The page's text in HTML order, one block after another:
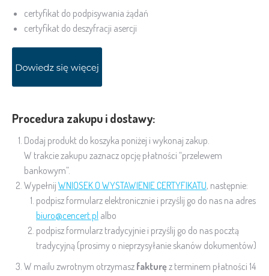
certyfikat do podpisywania żądań
certyfikat do deszyfracji asercji
Procedura zakupu i dostawy:
Dodaj produkt do koszyka poniżej i wykonaj zakup.
W trakcie zakupu zaznacz opcję płatności “przelewem
bankowym”.
Wypełnij WNIOSEK O WYSTAWIENIE CERTYFIKATU, następnie:
podpisz formularz elektronicznie i przyślij go do nas na adres
biuro@cencert.pl albo
podpisz formularz tradycyjnie i przyślij go do nas pocztą
tradycyjną (prosimy o nieprzysyłanie skanów dokumentów)
W mailu zwrotnym otrzymasz fakturęz terminem płatności 14